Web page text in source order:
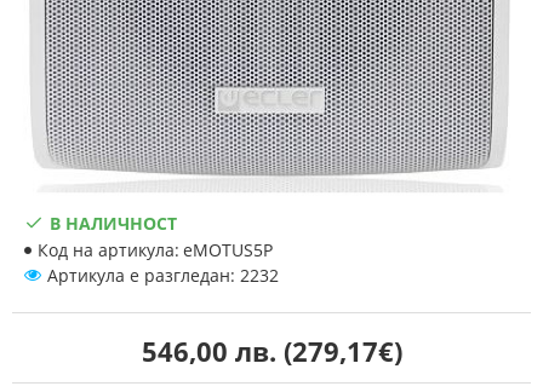
546,00 лв. (279,17€)
В НАЛИЧНОСТ
Код на артикула: eMOTUS5P
Артикула е разгледан: 2232